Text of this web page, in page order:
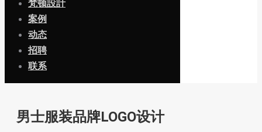
梵顿設計
案例
动态
招聘
联系
男士服装品牌LOGO设计